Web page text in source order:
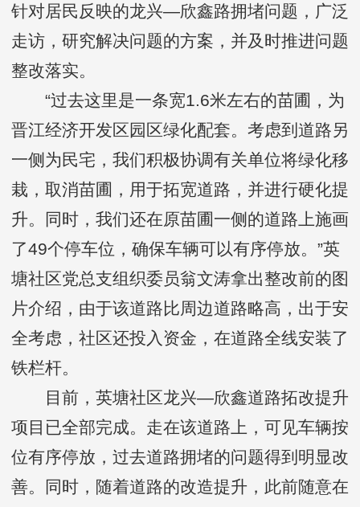
针对居民反映的龙兴—欣鑫路拥堵问题，广泛
走访，研究解决问题的方案，并及时推进问题
整改落实。
“过去这里是一条宽1.6米左右的苗圃，为
晋江经济开发区园区绿化配套。考虑到道路另
一侧为民宅，我们积极协调有关单位将绿化移
栽，取消苗圃，用于拓宽道路，并进行硬化提
升。同时，我们还在原苗圃一侧的道路上施画
了49个停车位，确保车辆可以有序停放。”英
塘社区党总支组织委员翁文涛拿出整改前的图
片介绍，由于该道路比周边道路略高，出于安
全考虑，社区还投入资金，在道路全线安装了
铁栏杆。
目前，英塘社区龙兴—欣鑫道路拓改提升
项目已全部完成。走在该道路上，可见车辆按
位有序停放，过去道路拥堵的问题得到明显改
善。同时，随着道路的改造提升，此前随意在